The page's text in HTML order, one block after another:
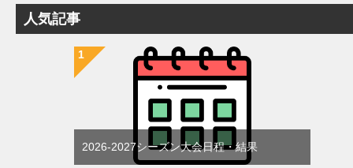
人気記事
2026-2027シーズン大会日程・結果